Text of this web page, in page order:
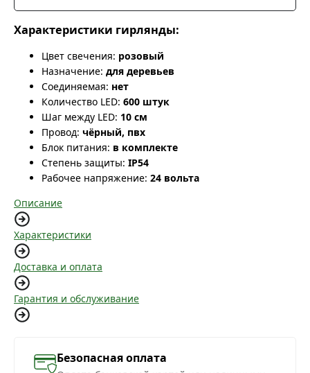
Характеристики гирлянды:
Цвет свечения: розовый
Назначение: для деревьев
Соединяемая: нет
Количество LED: 600 штук
Шаг между LED: 10 см
Провод: чёрный, пвх
Блок питания: в комплекте
Степень защиты: IP54
Рабочее напряжение: 24 вольта
Описание
Характеристики
Доставка и оплата
Гарантия и обслуживание
Безопасная оплата